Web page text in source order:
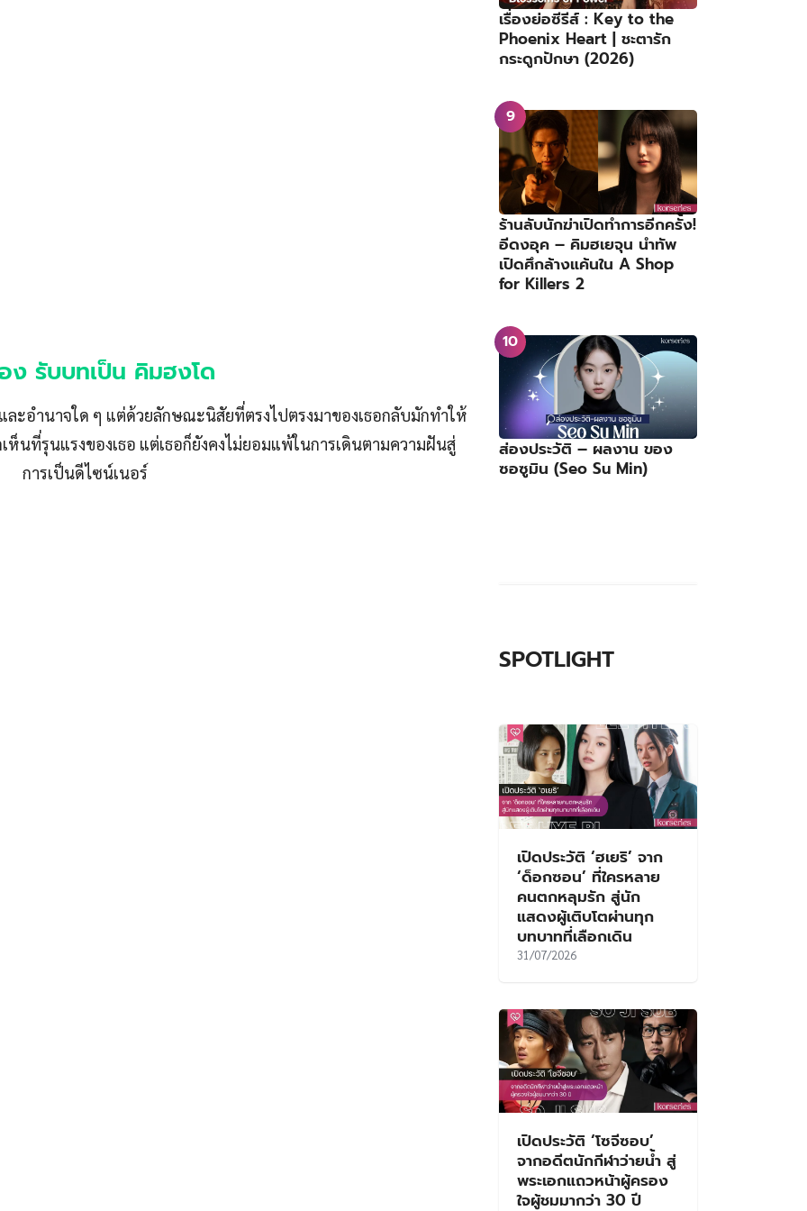
ง รับบทเป็น คิมฮงโด
ะอำนาจใด ๆ แต่ด้วยลักษณะนิสัยที่ตรงไปตรงมาของเธอกลับมักทำให้
นที่รุนแรงของเธอ แต่เธอก็ยังคงไม่ยอมแพ้ในการเดินตามความฝันสู่
การเป็นดีไซน์เนอร์
เรื่องย่อซีรีส์ : Key to the
Phoenix Heart | ชะตารัก
กระดูกปักษา (2026)
ร้านลับนักฆ่าเปิดทำการอีกครั้ง!
อีดงอุค – คิมฮเยจุน นำทัพ
เปิดศึกล้างแค้นใน A Shop
for Killers 2
ส่องประวัติ – ผลงาน ของ
ซอซูมิน (Seo Su Min)
SPOTLIGHT
เปิดประวัติ ‘ฮเยริ’ จาก
‘ด็อกซอน’ ที่ใครหลาย
คนตกหลุมรัก สู่นัก
แสดงผู้เติบโตผ่านทุก
บทบาทที่เลือกเดิน
31/07/2026
เปิดประวัติ ‘โซจีซอบ’
จากอดีตนักกีฬาว่ายน้ำ สู่
พระเอกแถวหน้าผู้ครอง
ใจผู้ชมมากว่า 30 ปี